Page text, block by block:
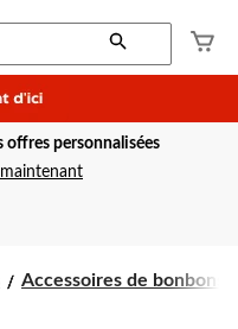
offres personnalisées
Accessoires de bonbons